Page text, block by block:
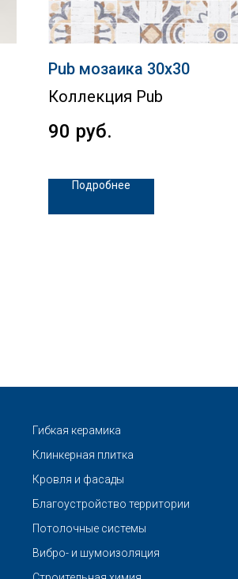
Pub мозаика 30х30
Коллекция Pub
90 руб.
Подробнее
Гибкая керамика
Клинкерная плитка
Кровля и фасады
Благоустройство территории
Потолочные системы
Вибро- и шумоизоляция